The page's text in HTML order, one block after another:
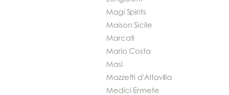
Magi Spirits
Maison Sicile
Marcati
Mario Costa
Masi
Mazzetti d'Altavilla
Medici Ermete